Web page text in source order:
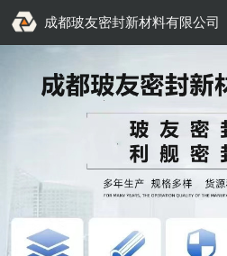
成都玻友密封新材料有限公司